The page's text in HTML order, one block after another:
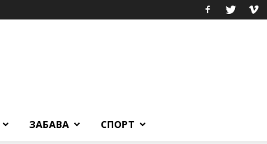
ЗАБАВА СПОРТ